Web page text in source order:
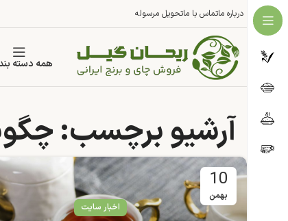
درباره ماتماس با ماتحویل مرسوله
همه دسته
آرشیو برچسب:
10
بهمن
اخبار سایت